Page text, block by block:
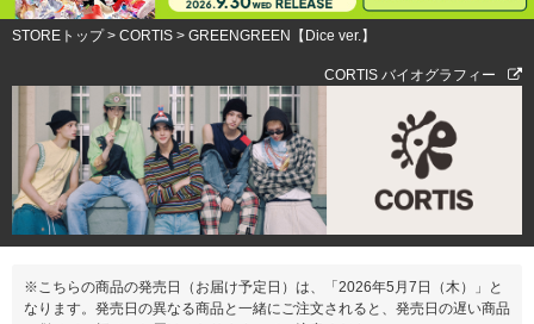
STOREトップ> CORTIS > GREENGREEN【Dice ver.】
CORTIS バイオグラフィー
※こちらの商品の発売日（お届け予定日）は、「2026年5月7日（木）」と
なります。発売日の異なる商品と一緒にご注文されると、発売日の遅い商品